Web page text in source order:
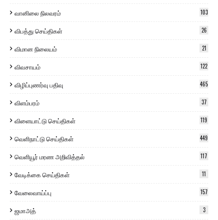
வானிலை நிலவரம் 103
விபத்து செய்திகள் 26
விமான நிலையம் 21
விவசாயம் 122
விழிப்புணர்வு பதிவு 465
விளம்பரம் 37
விளையாட்டு செய்திகள் 119
வெளிநாட்டு செய்திகள் 449
வெளியூர் மரண அறிவித்தல் 117
வேடிக்கை செய்திகள் 11
வேலைவாய்ப்பு 157
ஜமாஅத் 3